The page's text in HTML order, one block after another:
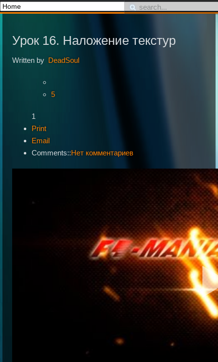
Урок 16. Наложение текстур
Written by DeadSoul
5
1
Print
Email
Comments::Нет комментариев